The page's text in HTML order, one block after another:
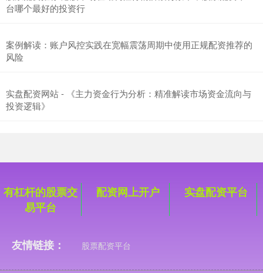
台哪个最好的投资行
案例解读：账户风控实践在宽幅震荡周期中使用正规配资推荐的
风险
实盘配资网站 - 《主力资金行为分析：精准解读市场资金流向与
投资逻辑》
有杠杆的股票交
易平台
配资网上开户 实盘配资平台
友情链接： 股票配资平台